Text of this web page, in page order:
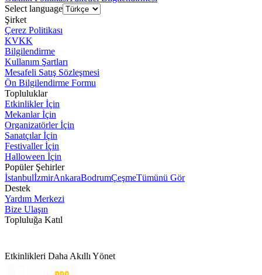
Select language
Şirket
Çerez Politikası
KVKK
Bilgilendirme
Kullanım Şartları
Mesafeli Satış Sözleşmesi
Ön Bilgilendirme Formu
Topluluklar
Etkinlikler İçin
Mekanlar İçin
Organizatörler İçin
Sanatçılar İçin
Festivaller İçin
Halloween İçin
Popüler Şehirler
İstanbulİzmirAnkaraBodrumÇeşmeTümünü Gör
Destek
Yardım Merkezi
Bize Ulaşın
Topluluğa Katıl
Etkinlikleri Daha Akıllı Yönet